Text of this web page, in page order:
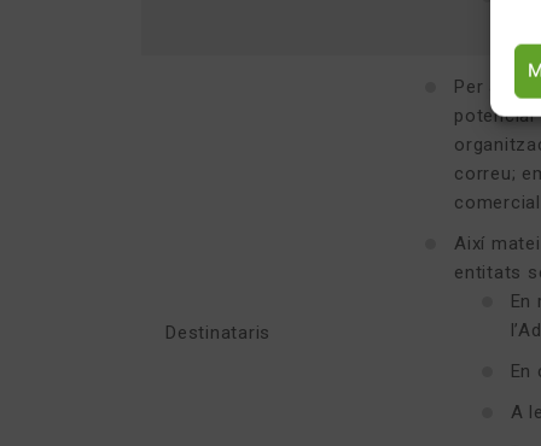
Destinataris
Per a la
potencial
correu;
Així
entitats
En
En
A